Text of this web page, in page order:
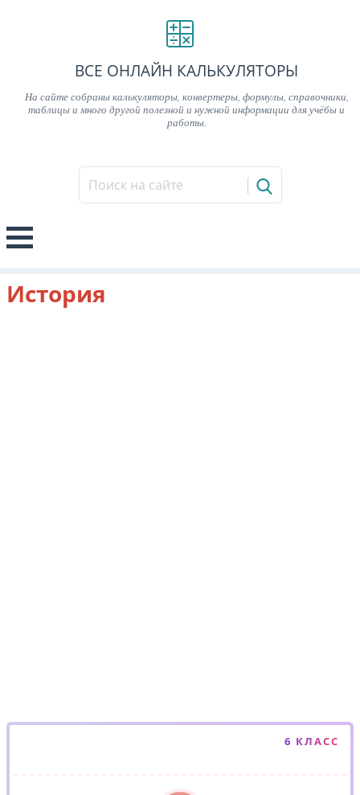
ВСЕ ОНЛАЙН КАЛЬКУЛЯТОРЫ
На сайте собраны калькуляторы, конвертеры, формулы, справочники,
таблицы и много другой полезной и нужной информации для учёбы и
работы.
История
6 КЛАСС